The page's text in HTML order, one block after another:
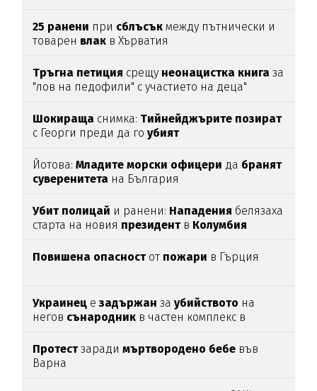
25 ранени при сблъсък между пътнически и
товарен влак в Хърватия
Тръгна петиция срещу неонацистка книга за
"лов на педофили" с участието на деца"
Шокираща снимка: Тийнейджърите позират
с Георги преди да гоубият
Йотова:Младите морски офицери да бранят
суверенитета на България
Убит полицай и ранени: Нападения белязаха
старта на новия президентв Колумбия
Повишена опасностот пожари в Гърция
Украинец езадържан заубийството на
негов сънародник в частен комплекс в
Протестзарадимъртвородено бебе във
Варна